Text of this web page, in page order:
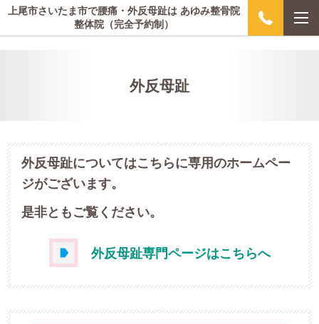
上尾市さいたま市で腰痛・外反母趾は あゆみ整骨院
整体院（完全予約制）
外反母趾
外反母趾についてはこちらに専用のホームペー
ジがございます。
是非ともご覧ください。
外反母趾専門ページはこちらへ